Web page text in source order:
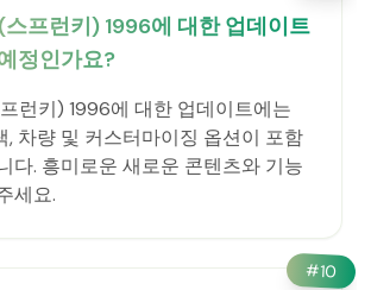
프런키) 1996에 대한 업데이트
정인가요?
런키) 1996에 대한 업데이트에는
, 차량 및 커스터마이징 옵션이 포함
다. 흥미로운 새로운 콘텐츠와 기능
세요.
#10